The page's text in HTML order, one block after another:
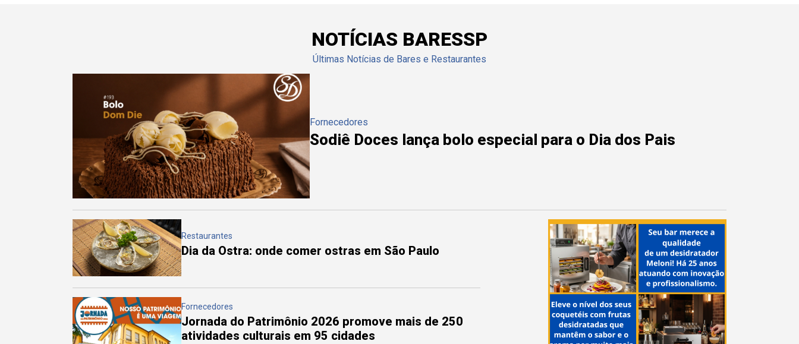
NOTÍCIAS BARESSP
Últimas Notícias de Bares e Restaurantes
Fornecedores
Sodiê Doces lança bolo especial para o Dia dos Pais
Restaurantes
Dia da Ostra: onde comer ostras em São Paulo
Fornecedores
Jornada do Patrimônio 2026 promove mais de 250
atividades culturais em 95 cidades